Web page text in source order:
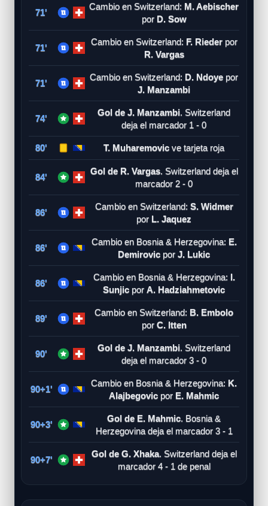
71'
Cambio en Switzerland: M. Aebischer
por D. Sow
71'
Cambio en Switzerland: F. Riederpor
R. Vargas
71'
Cambio en Switzerland: D. Ndoye por
J. Manzambi
74'
Gol de J. Manzambi. Switzerland
deja el marcador 1 - 0
80' T. Muharemovic ve tarjeta roja
84'
Gol de R. Vargas. Switzerland deja el
marcador 2 - 0
86'
Cambio en Switzerland: S. Widmer
por L. Jaquez
86'
Cambio en Bosnia & Herzegovina: E.
Demirovic por J. Lukic
86'
Cambio en Bosnia & Herzegovina: I.
Sunjic por A. Hadziahmetovic
89'
Cambio en Switzerland: B. Embolo
por C. Itten
90'
Gol de J. Manzambi. Switzerland
deja el marcador 3 - 0
90+1'
Cambio en Bosnia & Herzegovina: K.
Alajbegovic por E. Mahmic
90+3'
Gol de E. Mahmic. Bosnia &
Herzegovina deja el marcador 3 - 1
90+7'
Gol de G. Xhaka. Switzerland deja el
marcador 4 - 1 de penal